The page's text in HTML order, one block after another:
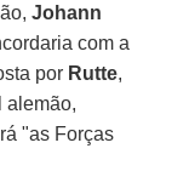
Johann
com a
por Rutte,
alemão,
"as Forças